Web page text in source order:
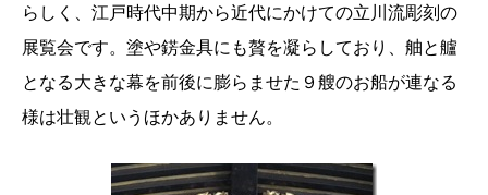
らしく、江戸時代中期から近代にかけての立川流彫刻の
展覧会です。塗や錺金具にも贅を凝らしており、舳と艫
となる大きな幕を前後に膨らませた９艘のお船が連なる
様は壮観というほかありません。